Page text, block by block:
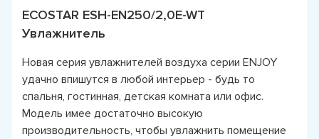
ECOSTAR ESH-EN250/2,0E-WT
Увлажнитель
Новая серия увлажнителей воздуха серии ENJOY
удачно впишутся в любой интерьер - будь то
спальня, гостинная, детская комната или офис.
Модель имее достаточно высокую
производительность, чтобы увлажнить помещение